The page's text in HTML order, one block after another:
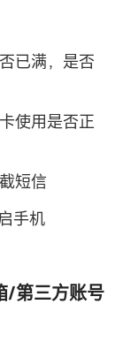
已满，是否
使用是否正
短信
手机
/第三方账号